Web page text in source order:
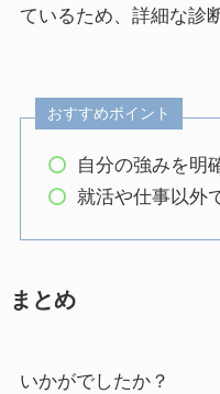
ているため、詳細な診
おすすめポイント
自分の強みを明
就活や仕事以外
まとめ
いかがでしたか？